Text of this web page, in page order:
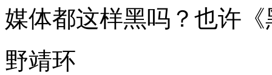
媒体都这样黑吗？也许
野靖环